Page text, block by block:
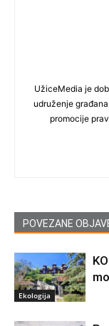
UžiceMedia je
udruženje
promocije
POVEZANE
Ekologija